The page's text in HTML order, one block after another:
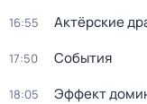
16:55 Актёрские
17:50 События
18:05 Эффект